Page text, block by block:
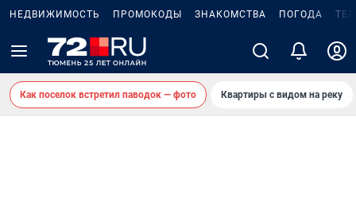
НЕДВИЖИМОСТЬ ПРОМОКОДЫ ЗНАКОМСТВА ПОГОДА
Как поселок встретил паводок — фото Квартиры с видом на реку